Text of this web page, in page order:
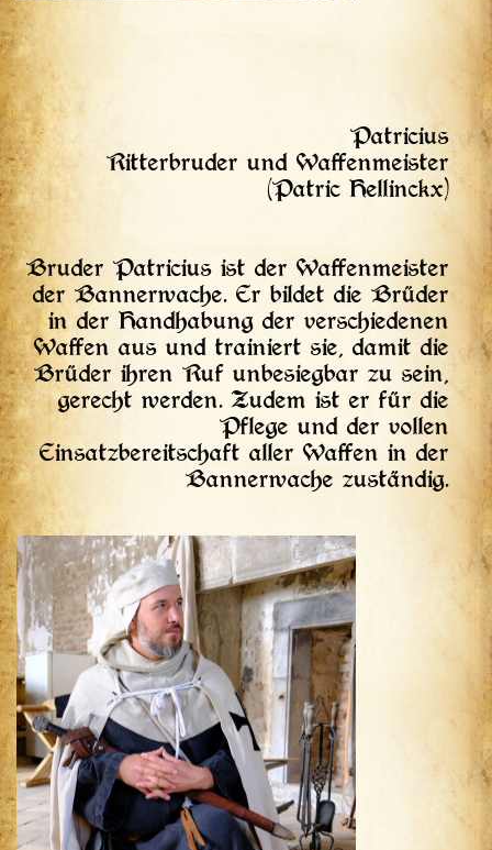
Patricius
Ritterbruder und Waffenmeister
(Patric Hellinckx)
Bruder Patricius ist der Waffenmeister
der Bannerwache. Er bildet die Brüder
in der Handhabung der verschiedenen
Waffen aus und trainiert sie, damit die
Brüder ihren Ruf unbesiegbar zu sein,
gerecht werden. Zudem ist er für die
Pflege und der vollen
Einsatzbereitschaft aller Waffen in der
Bannerwache zuständig.